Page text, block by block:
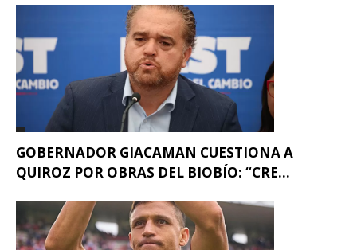
GOBERNADOR GIACAMAN CUESTIONA A
QUIROZ POR OBRAS DEL BIOBÍO: “CRE...